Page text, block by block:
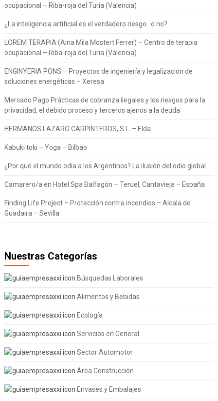
ocupacional – Riba-roja del Turia (Valencia)
¿La inteligencia artificial es el verdadero riesgo.. o no?
LOREM TERAPIA (Aina Mila Mostert Ferrer) – Centro de terapia
ocupacional – Riba-roja del Turia (Valencia)
ENGINYERIA PONS – Proyectos de ingeniería y legalización de
soluciones energéticas – Xeresa
Mercado Pago Prácticas de cobranza ilegales y los riesgos para la
privacidad, el debido proceso y terceros ajenos a la deuda
HERMANOS LAZARO CARPINTEROS, S.L. – Elda
Kabuki toki – Yoga – Bilbao
¿Por qué el mundo odia a los Argentinos? La ilusión del odio global
Camarero/a en Hotel Spa Balfagón – Teruel, Cantavieja – España
Finding Life Project – Protección contra incendios – Alcala de
Guadaira – Sevilla
Nuestras Categorías
Búsquedas Laborales
Alimentos y Bebidas
Ecología
Servicios en General
Sector Automotor
Área Construcción
Envases y Embalajes